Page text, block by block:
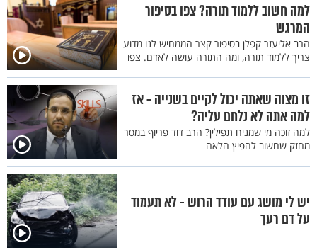
למה חשוב ללמוד תורה? צפו בסיפור
המרגש
הרב אליעזר קפלן בסיפור קצר הממחיש לנו מדוע
צריך ללמוד תורה, ומה התורה עושה לאדם. צפו
זו מצוה שאתה יכול לקיים בשנייה - אז
למה אתה לא נלחם עליה?
למה זוכה מי שמניח תפילין? הרב דוד פריוף במסר
מחזק שחשוב להפיץ הלאה
יש לי מושג עם עודד הרוש - לא תעמוד
על דם רעך